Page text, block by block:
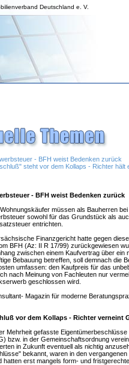
Deutschland e. V.
- BFH weist Bedenken zurück
steht vor dem Kollaps - Richter
- BFH weist Bedenken zurück
müssen als Bauherren
sowohl für das Grundstück als
entrichten.
Finanzgericht hatte gegen
BFH (Az: II R 17/99) zurückgewiesen
zwischen einem Kaufvertrag über ein
Bebauung betreffen, soll demnach die
umfassen: den Kaufpreis für das
nach Meinung von Fachleuten nur
geschlossen wird.
Magazin für moderne
vor dem Kollaps - Richter verneint
Mehrheit gefasste
bzw. in der Gemeinschaftsordnung
in Zukunft eventuell als nichtig
bekannt, waren in den
hatten erst mangels form- und